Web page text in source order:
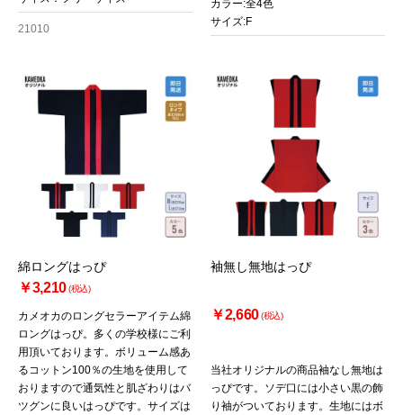
21010
カラー:全4色
サイズ:F
綿ロングはっぴ
￥3,210(税込)
カメオカのロングセラーアイテム綿
ロングはっぴ。多くの学校様にご利
用頂いております。ボリューム感あ
るコットン100％の生地を使用して
おりますので通気性と肌ざわりはバ
ツグンに良いはっぴです。サイズは
袖無し無地はっぴ
￥2,660(税込)
当社オリジナルの商品袖なし無地は
っぴです。ソデ口には小さい黒の飾
り袖がついております。生地にはボ